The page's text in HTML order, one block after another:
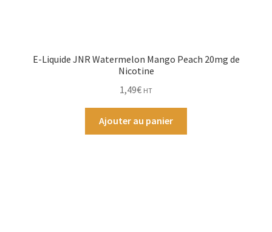
E-Liquide JNR Watermelon Mango Peach 20mg de
Nicotine
1,49€ HT
Ajouter au panier